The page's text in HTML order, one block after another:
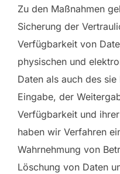
Zu den Maßnahmen
Sicherung der
Verfügbarkeit von
physischen und
Daten als auch des
Eingabe, der
Verfügbarkeit und
haben wir Verfahren
Wahrnehmung von
Löschung von Daten